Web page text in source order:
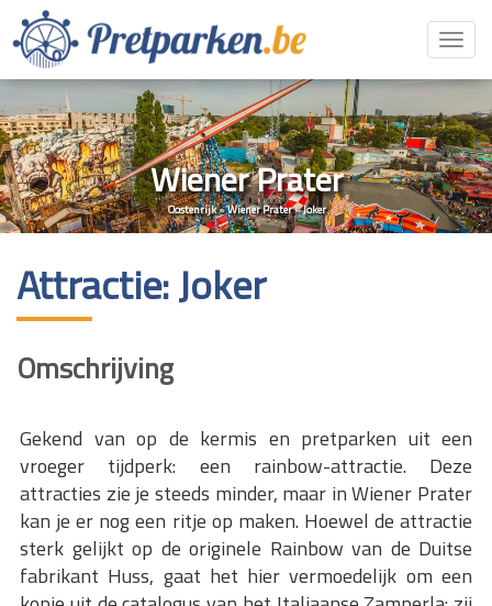
Wiener Prater
Oostenrijk»Wiener Prater»Joker
Attractie: Joker
Omschrijving
Gekend van op de kermis en pretparken uit een
vroeger tijdperk: een rainbow-attractie. Deze
attracties zie je steeds minder, maar in Wiener Prater
kan je er nog een ritje op maken. Hoewel de attractie
sterk gelijkt op de originele Rainbow van de Duitse
fabrikant Huss, gaat het hier vermoedelijk om een